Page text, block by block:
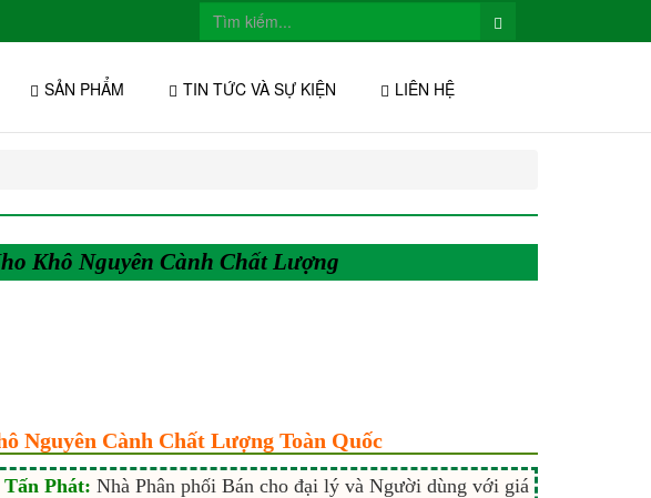
SẢN PHẨM TIN TỨC VÀ SỰ KIỆN LIÊN HỆ
Khô Nguyên Cành Chất Lượng
Nguyên Cành Chất Lượng Toàn Quốc
Tấn Phát: Nhà Phân phối Bán cho đại lý và Người dùng với giá